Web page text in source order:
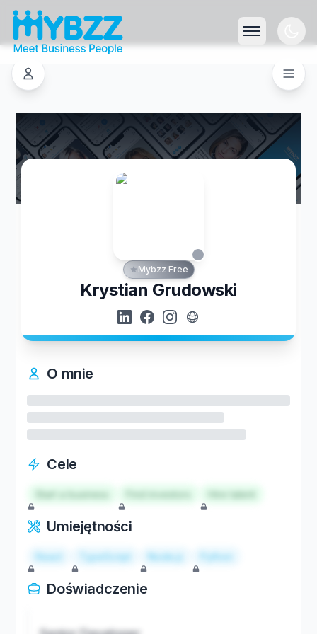
Mybzz Free
Krystian Grudowski
O mnie
Cele
Start a business Hire talent
Umiejętności
React TypeScript Node.js Python
Doświadczenie